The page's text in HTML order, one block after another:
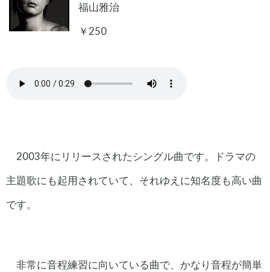
福山雅治
￥250
2003年にリリースされたシングル曲です。ドラマの
主題歌にも起用されていて、それゆえに知名度も高い曲
です。
非常に音程練習に向いている曲で、かなり音程が簡単